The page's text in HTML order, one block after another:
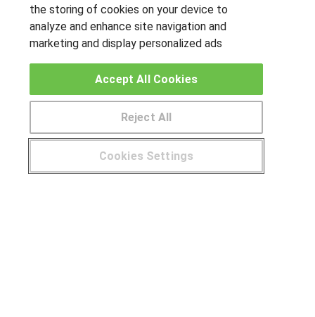
OTROS GRUPOS DE INTERES
Muro de los idiomas
Hablemos de empleo
Locos por las becas
CENTROS DE FORMACIÓN
¿Tienes alguna duda? 900 264 357
the storing of cookies on your device to
analyze and enhance site navigation and
marketing and display personalized ads
Cookies Settings
Reject All
Accept All Cookies